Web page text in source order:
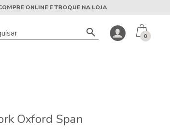
ONLINE E TROQUE NA LOJA
0
Oxford Span